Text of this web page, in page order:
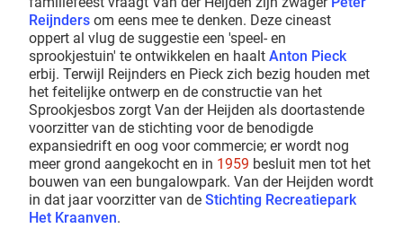
Reijnders om eens mee te denken. Deze cineast
oppert al vlug de suggestie een 'speel- en
sprookjestuin' te ontwikkelen en haalt Anton Pieck
erbij. Terwijl Reijnders en Pieck zich bezig houden met
het feitelijke ontwerp en de constructie van het
Sprookjesbos zorgt Van der Heijden als doortastende
voorzitter van de stichting voor de benodigde
expansiedrift en oog voor commercie; er wordt nog
meer grond aangekocht en in 1959 besluit men tot het
bouwen van een bungalowpark. Van der Heijden wordt
in dat jaar voorzitter van de Stichting Recreatiepark
Het Kraanven.